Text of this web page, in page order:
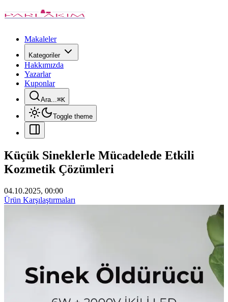
Makaleler
Kategoriler
Hakkımızda
Yazarlar
Kuponlar
Ara...⌘K
Toggle theme
Küçük Sineklerle Mücadelede Etkili
Kozmetik Çözümleri
04.10.2025, 00:00
Ürün Karşılaştırmaları